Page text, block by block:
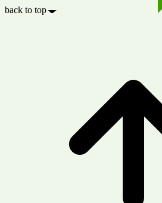
back to top